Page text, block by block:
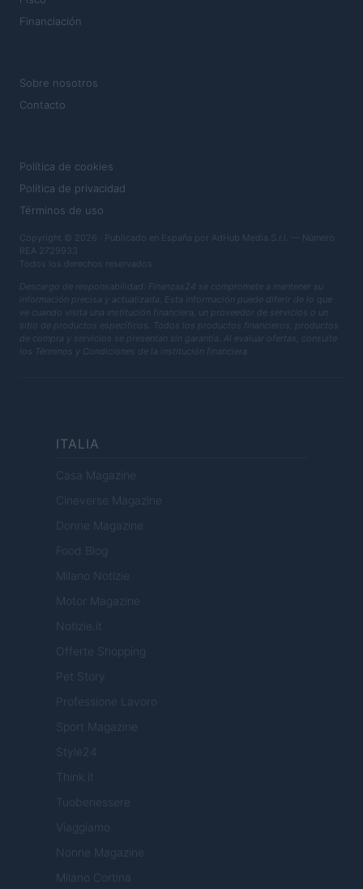
Financiación
Sobre nosotros
Contacto
Política de cookies
Política de privacidad
Términos de uso
Copyright © 2026 · Publicado en España por AdHub Media S.r.l. — Número
REA 2729933
Todos los derechos reservados
Descargo de responsabilidad: Finanzas24 se compromete a mantener su
información precisa y actualizada. Esta información puede diferir de lo que
ve cuando visita una institución financiera, un proveedor de servicios o un
sitio de productos específicos. Todos los productos financieros, productos
de compra y servicios se presentan sin garantía. Al evaluar ofertas, consulte
los Términos y Condiciones de la institución financiera.
ITALIA
Casa Magazine
Cineverse Magazine
Donne Magazine
Food Blog
Milano Notizie
Motor Magazine
Notizie.it
Offerte Shopping
Pet Story
Professione Lavoro
Sport Magazine
Style24
Think.it
Tuobenessere
Viaggiamo
Nonne Magazine
Milano Cortina